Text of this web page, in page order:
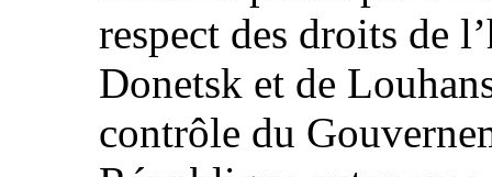
respect des droits de
Donetsk et de
contrôle du